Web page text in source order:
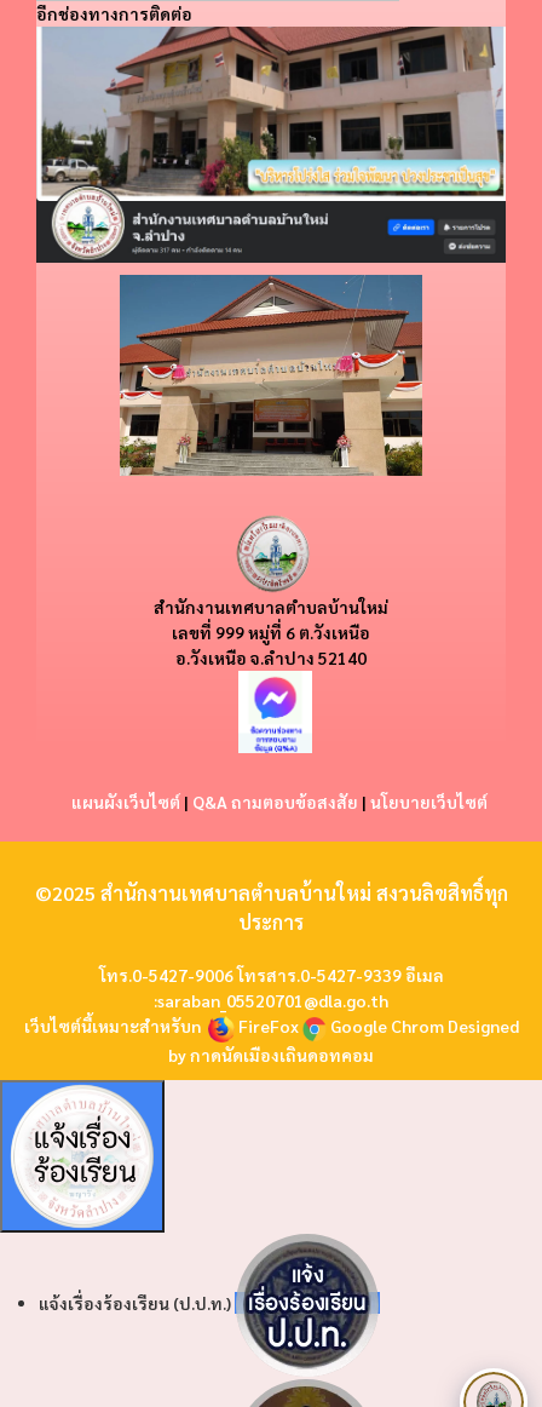
อีกช่องทางการติดต่อ
สำนักงานเทศบาลตำบลบ้านใหม่
​​เลขที่ 999 หมู่ที่ 6 ต.วังเหนือ
อ.วังเหนือ จ.ลำปาง 52140
แผนผังเว็บไซต์ | Q&A ถามตอบข้อสงสัย | นโยบายเว็บไซต์
©2025 สำนักงานเทศบาลตำบลบ้านใหม่ สงวนลิขสิทธิ์ทุก
ประการ
โทร.0-5427-9006 โทรสาร.0-5427-9339 อีเมล
:saraban_05520701@dla.go.th
เว็บไซต์นี้เหมาะสำหรับn
FireFox Google Chrom Designed
byกาดนัดเมืองเถินดอทคอม
แจ้งเรื่องร้องเรียน (ป.ป.ท.)